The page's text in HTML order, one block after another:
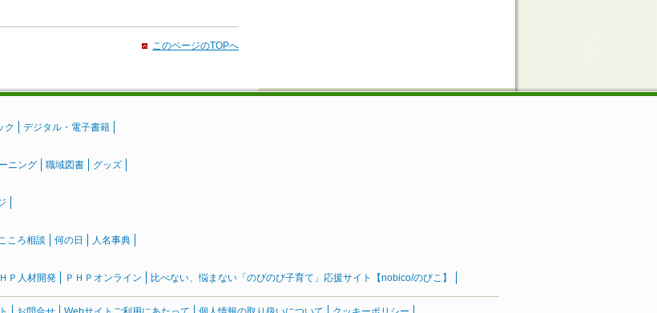
このページのTOPへ
ク デジタル・電子書籍
ニング 職域図書 グッズ
ころ相談 何の日 人名事典
Ｐ人材開発 ＰＨＰオンライン 比べない、悩まない「のびのび子育て」応援サイト【nobico/のびこ】